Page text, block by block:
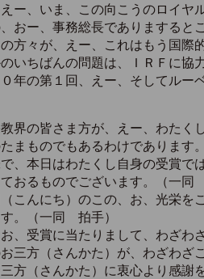
ー、いま、この向こうのロイ
おー、事務総長でありますると
方々が、えー、これはもう国際
いちばんの問題は、ＩＲＦに
年の第１回、えー、そしてル
界の皆さま方が、えー、わた
まものでもあるわけであります。
、本日はわたくし自身の受賞
おるものでございます。（一同
こんにち）のこの、お、光栄を
。（一同 拍手）
、受賞に当たりまして、わざわ
三方（さんかた）が、わざわ
方（さんかた）に衷心より感